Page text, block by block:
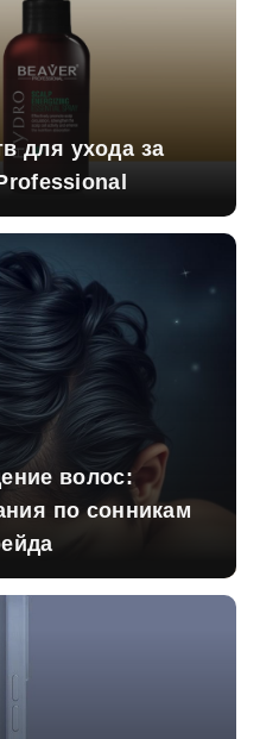
для ухода за
волос:
по сонникам